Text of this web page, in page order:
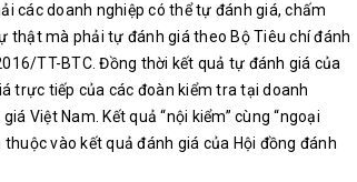
các doanh nghiệp có thể tự đánh giá, chấm
thật mà phải tự đánh giá theo Bộ Tiêu chí đánh
TT-BTC. Đồng thời kết quả tự đánh giá của
trực tiếp của các đoàn kiểm tra tại doanh
Việt Nam. Kết quả “nội kiểm” cùng “ngoại
vào kết quả đánh giá của Hội đồng đánh